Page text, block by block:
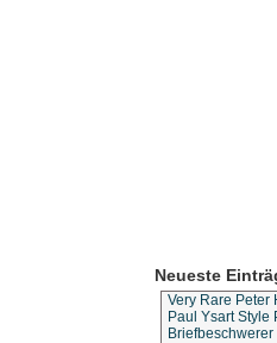
Neueste
Very Rare Peter
Paul Ysart Style
Briefbeschwerer